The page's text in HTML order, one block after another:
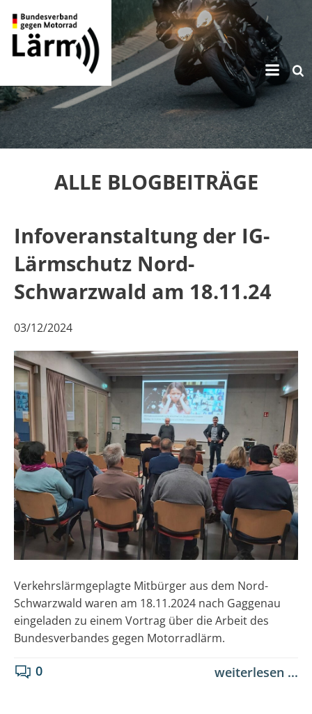
Zum
Inhalt
springen
ALLE BLOGBEITRÄGE
Infoveranstaltung der IG-
Lärmschutz Nord-
Schwarzwald am 18.11.24
03/12/2024
Verkehrslärmgeplagte Mitbürger aus dem Nord-
Schwarzwald waren am 18.11.2024 nach Gaggenau
eingeladen zu einem Vortrag über die Arbeit des
Bundesverbandes gegen Motorradlärm.
0 weiterlesen ...